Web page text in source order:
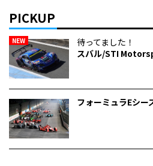
PICKUP
NEW
待ってました！
スバル/STI
フォーミュラEシー